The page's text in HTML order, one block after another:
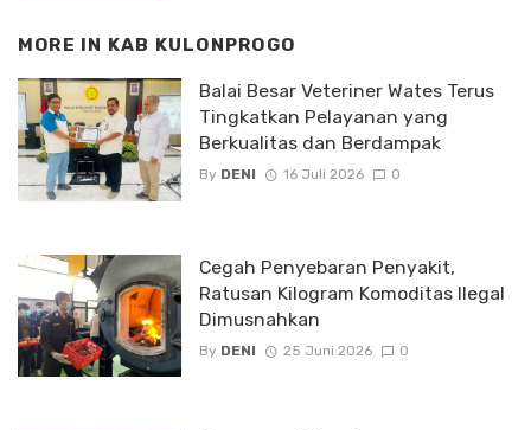
MORE IN KAB KULONPROGO
Balai Besar Veteriner Wates Terus
Tingkatkan Pelayanan yang
Berkualitas dan Berdampak
By DENI 16 Juli 2026 0
Cegah Penyebaran Penyakit,
Ratusan Kilogram Komoditas Ilegal
Dimusnahkan
By DENI 25 Juni 2026 0